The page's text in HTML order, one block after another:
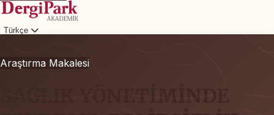
Türkçe
Araştırma Makalesi
SAĞLIK YÖNETİMİNDE